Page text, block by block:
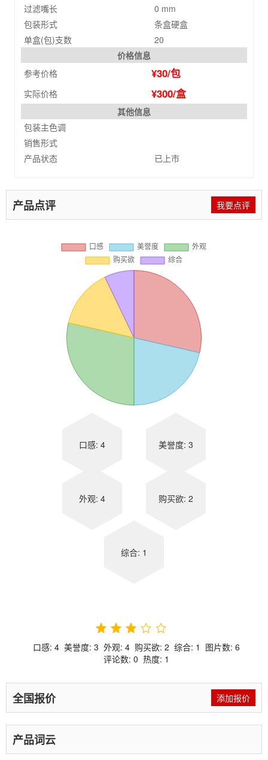
过滤嘴长
0 mm
包装形式
条盒硬盒
单盒(包)支数
20
价格信息
参考价格
¥30/包
实际价格 ¥300/盒
其他信息
包装主色调
销售形式
产品状态
已上市
产品点评 我要点评
口感: 4 美誉度: 3
外观: 4 购买欲: 2
综合: 1
口感: 4 美誉度: 3 外观: 4 购买欲: 2 综合: 1 图片数: 6
评论数: 0 热度: 1
全国报价 添加报价
产品词云